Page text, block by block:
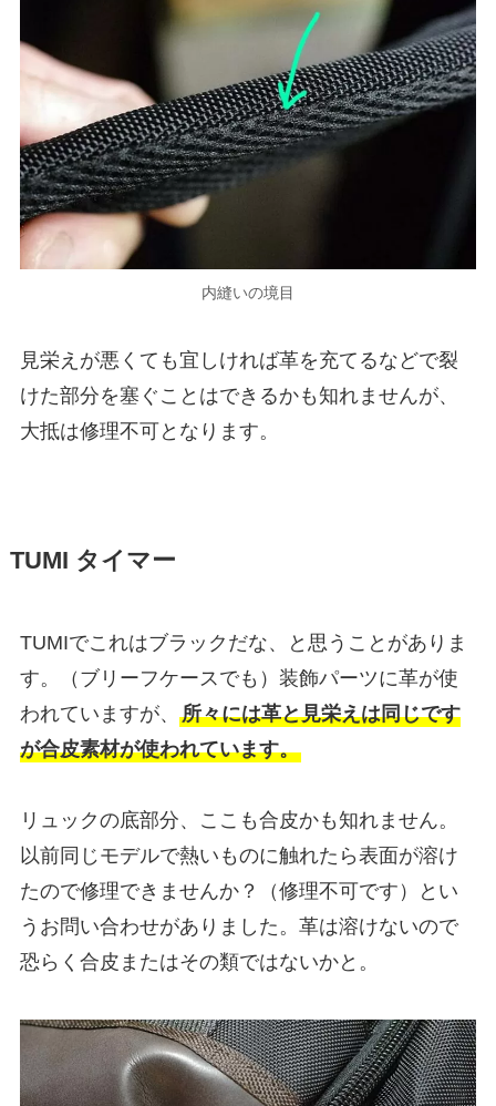
内縫いの境目
見栄えが悪くても宜しければ革を充てるなどで裂
けた部分を塞ぐことはできるかも知れませんが、
大抵は修理不可となります。
TUMI タイマー
TUMIでこれはブラックだな、と思うことがありま
す。（ブリーフケースでも）装飾パーツに革が使
われていますが、 所々には革と見栄えは同じです
が合皮素材が使われています。
リュックの底部分、ここも合皮かも知れません。
以前同じモデルで熱いものに触れたら表面が溶け
たので修理できませんか？（修理不可です）とい
うお問い合わせがありました。革は溶けないので
恐らく合皮またはその類ではないかと。